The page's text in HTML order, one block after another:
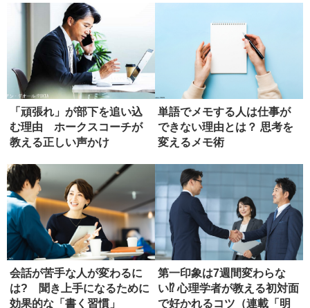
「頑張れ」が部下を追い込
む理由 ホークスコーチが
教える正しい声かけ
単語でメモする人は仕事が
できない理由とは？ 思考を
変えるメモ術
会話が苦手な人が変わるに
は? 聞き上手になるために
効果的な「書く習慣」
第一印象は7週間変わらな
い⁉ 心理学者が教える初対面
で好かれるコツ（連載「明